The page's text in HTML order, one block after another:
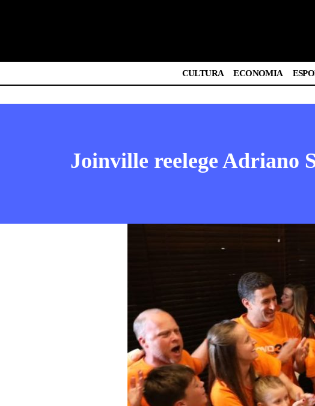
CULTURA ECONOMIA
Joinville reelege Adriano